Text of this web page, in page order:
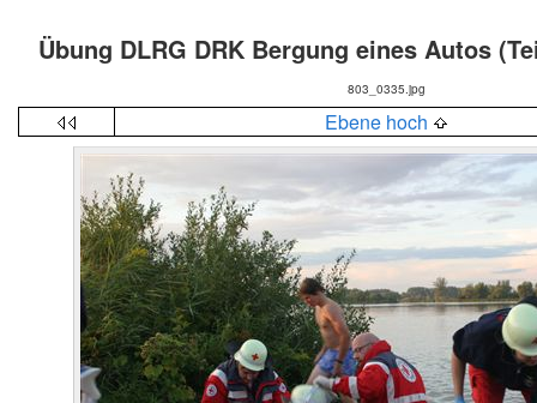
Übung DLRG DRK Bergung eines Autos
803_0335.jpg
Ebene hoch